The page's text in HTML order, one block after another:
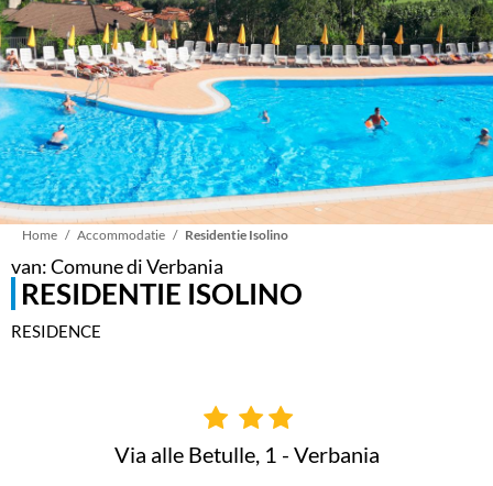
Kruimelpad
Home Accommodatie Residentie Isolino
van: Comune di Verbania
RESIDENTIE ISOLINO
RESIDENCE
Via alle Betulle, 1 - Verbania